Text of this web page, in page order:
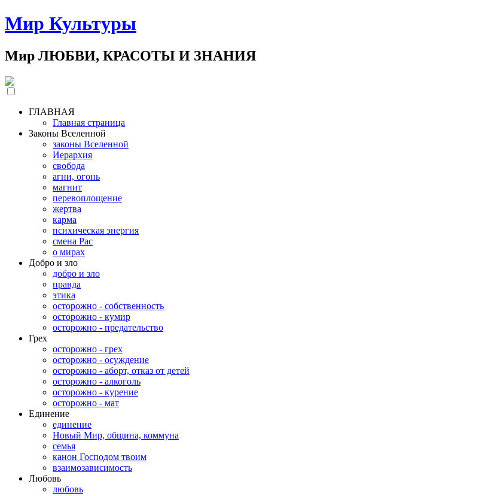
Мир Культуры
Мир ЛЮБВИ, КРАСОТЫ И ЗНАНИЯ
ГЛАВНАЯ
Главная страница
Законы Вселенной
законы Вселенной
Иерархия
свобода
агни, огонь
магнит
перевоплощение
жертва
карма
психическая энергия
смена Рас
о мирах
Добро и зло
добро и зло
правда
этика
осторожно - собственность
осторожно - кумир
осторожно - предательство
Грех
осторожно - грех
осторожно - осуждение
осторожно - аборт, отказ от детей
осторожно - алкоголь
осторожно - курение
осторожно - мат
Единение
единение
Новый Мир, община, коммуна
семья
канон Господом твоим
взаимозависимость
Любовь
любовь